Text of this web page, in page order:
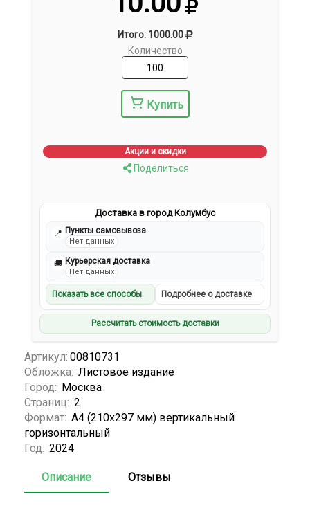
Итого: 1000.00
Количество
Купить
Акции и скидки
Поделиться
Доставка в город Колумбус
📍 Пункты самовывоза
Нет данных
🚚 Курьерская доставка
Нет данных
Показать все способы Подробнее о доставке
Рассчитать стоимость доставки
Артикул: 00810731
Обложка: Листовое издание
Город: Москва
Страниц: 2
Формат: А4 (210x297 мм) вертикальный
горизонтальный
Год: 2024
Описание Отзывы